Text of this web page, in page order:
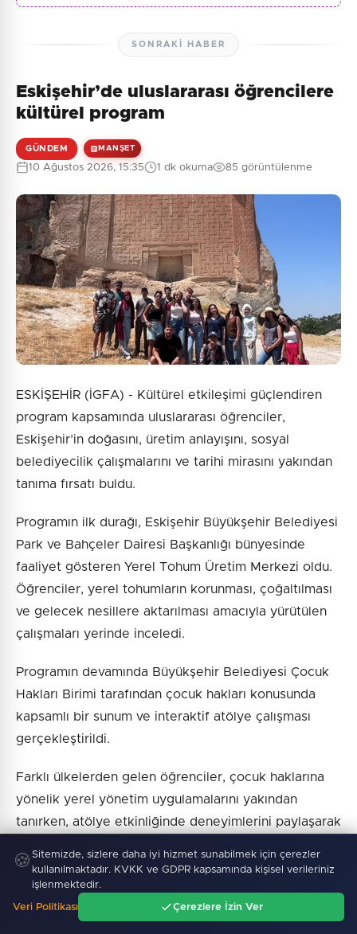
SONRAKI HABER
Eskişehir’de uluslararası öğrencilere
kültürel program
GÜNDEM MANŞET
10 Ağustos 2026, 15:35 1 dk okuma 85 görüntülenme
ESKİŞEHİR (İGFA) - Kültürel etkileşimi güçlendiren
program kapsamında uluslararası öğrenciler,
Eskişehir’in doğasını, üretim anlayışını, sosyal
belediyecilik çalışmalarını ve tarihi mirasını yakından
tanıma fırsatı buldu.
Programın ilk durağı, Eskişehir Büyükşehir Belediyesi
Park ve Bahçeler Dairesi Başkanlığı bünyesinde
faaliyet gösteren Yerel Tohum Üretim Merkezi oldu.
Öğrenciler, yerel tohumların korunması, çoğaltılması
ve gelecek nesillere aktarılması amacıyla yürütülen
çalışmaları yerinde inceledi.
Programın devamında Büyükşehir Belediyesi Çocuk
Hakları Birimi tarafından çocuk hakları konusunda
kapsamlı bir sunum ve interaktif atölye çalışması
gerçekleştirildi.
Farklı ülkelerden gelen öğrenciler, çocuk haklarına
yönelik yerel yönetim uygulamalarını yakından
tanırken, atölye etkinliğinde deneyimlerini paylaşarak
Haber : İGF Haber
🍪 Sitemizde, sizlere daha iyi hizmet sunabilmek için çerezler
kullanılmaktadır. KVKK ve GDPR kapsamında kişisel verileriniz
işlenmektedir.
Veri Politikası Çerezlere İzin Ver
Gündem Ara Menü